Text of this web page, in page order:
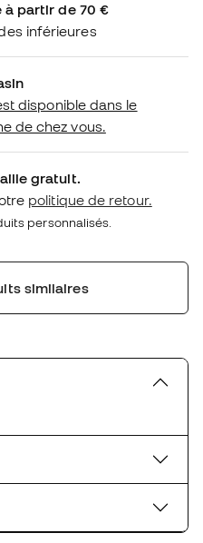
à partir de 70 €
inférieures
disponible dans le
de chez vous.
gratuit.
politique de retour.
personnalisés.
similaires